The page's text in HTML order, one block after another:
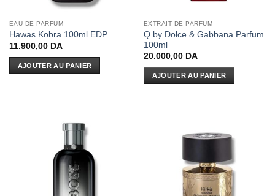
EAU DE PARFUM
Hawas Kobra 100ml EDP
11.900,00 DA
AJOUTER AU PANIER
EXTRAIT DE PARFUM
Q by Dolce & Gabbana Parfum
100ml
20.000,00 DA
AJOUTER AU PANIER